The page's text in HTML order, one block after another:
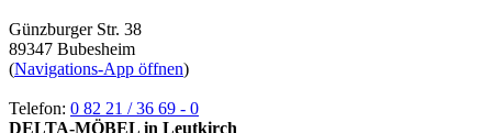
Günzburger Str. 38
89347 Bubesheim
(Navigations-App öffnen)
Telefon: 0 82 21 / 36 69 - 0
DELTA-MÖBEL in Leutkirch